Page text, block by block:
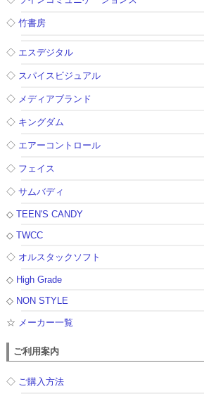
◇竹書房
◇ エスデジタル
◇ スパイスビジュアル
◇ メディアブランド
◇ キングダム
◇ エアーコントロール
◇ フェイス
◇サムバディ
◇TEEN'S CANDY
◇TWCC
◇ オルスタックソフト
◇ High Grade
◇ NON STYLE
☆ メーカー一覧
ご利用案内
◇ ご購入方法